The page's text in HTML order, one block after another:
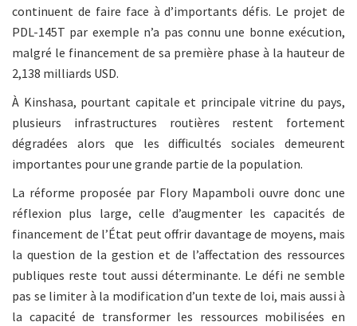
continuent de faire face à d’importants défis. Le projet de
PDL-145T par exemple n’a pas connu une bonne exécution,
malgré le financement de sa première phase à la hauteur de
2,138 milliards USD.
À Kinshasa, pourtant capitale et principale vitrine du pays,
plusieurs infrastructures routières restent fortement
dégradées alors que les difficultés sociales demeurent
importantes pour une grande partie de la population.
La réforme proposée par Flory Mapamboli ouvre donc une
réflexion plus large, celle d’augmenter les capacités de
financement de l’État peut offrir davantage de moyens, mais
la question de la gestion et de l’affectation des ressources
publiques reste tout aussi déterminante. Le défi ne semble
pas se limiter à la modification d’un texte de loi, mais aussi à
la capacité de transformer les ressources mobilisées en